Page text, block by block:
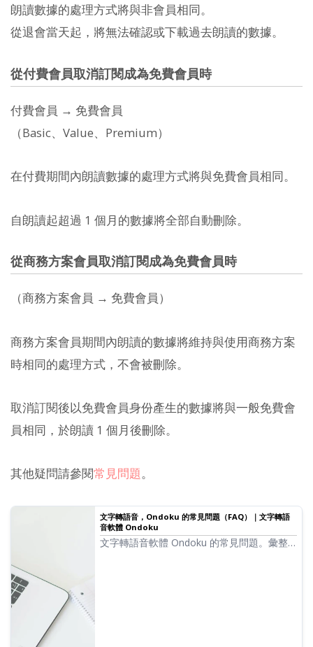
朗讀數據的處理方式將與非會員相同。
從退會當天起，將無法確認或下載過去朗讀的數據。
從付費會員取消訂閱成為免費會員時
付費會員 → 免費會員
（Basic、Value、Premium）
在付費期間內朗讀數據的處理方式將與免費會員相同。
自朗讀起超過 1 個月的數據將全部自動刪除。
從商務方案會員取消訂閱成為免費會員時
（商務方案會員 → 免費會員）
商務方案會員期間內朗讀的數據將維持與使用商務方案
時相同的處理方式，不會被刪除。
取消訂閱後以免費會員身份產生的數據將與一般免費會
員相同，於朗讀 1 個月後刪除。
其他疑問請參閱常見問題。
文字轉語音，Ondoku 的常見問題（FAQ）｜文字轉語
音軟體 Ondoku
文字轉語音軟體 Ondoku 的常見問題。彙整